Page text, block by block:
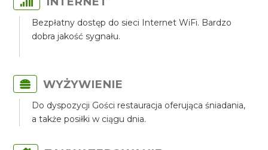
Bezpłatny dostęp do sieci Internet WiFi. Bardzo
dobra jakość sygnału.
WYŻYWIENIE
Do dyspozycji Gości restauracja oferująca śniadania,
a także posiłki w ciągu dnia.